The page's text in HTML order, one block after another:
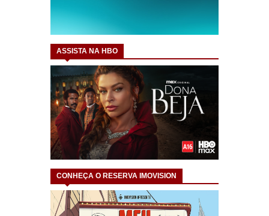
ASSISTA NA HBO
CONHEÇA O RESERVA IMOVISION